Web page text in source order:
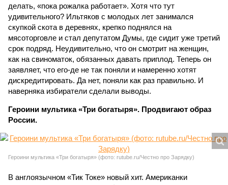
делать, «пока рожалка работает». Хотя что тут
удивительного? Ильтяков с молодых лет занимался
скупкой скота в деревнях, крепко поднялся на
мясоторговле и стал депутатом Думы, где сидит уже третий
срок подряд. Неудивительно, что он смотрит на женщин,
как на свиноматок, обязанных давать приплод. Теперь он
заявляет, что его-де не так поняли и намеренно хотят
дискредитировать. Да нет, поняли как раз правильно. И
наверняка избиратели сделали выводы.
Героини мультика «Три богатыря». Продвигают образ
России.
Героини мультика «Три богатыря» (фото: rutube.ru/Честно про Зарядку)
В англоязычном «Тик Токе» новый хит. Американки